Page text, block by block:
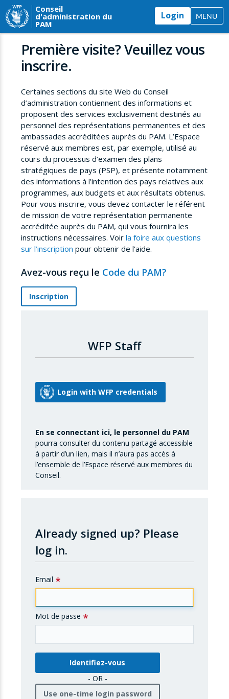
Conseil
d'administration du
PAM
Login MENU
Première visite? Veuillez vous
inscrire.
Certaines sections du site Web du Conseil
d’administration contiennent des informations et
proposent des services exclusivement destinés au
personnel des représentations permanentes et des
ambassades accréditées auprès du PAM. L’Espace
réservé aux membres est, par exemple, utilisé au
cours du processus d’examen des plans
stratégiques de pays (PSP), et présente notamment
des informations à l’intention des pays relatives aux
programmes, aux budgets et aux résultats obtenus.
Pour vous inscrire, vous devez contacter le référent
de mission de votre représentation permanente
accréditée auprès du PAM, qui vous fournira les
instructions nécessaires. Voir la foire aux questions
sur l’inscription pour obtenir de l’aide.
Avez-vous reçu le Code du PAM?
Inscription
WFP Staff
En se connectant ici, le personnel du PAM
pourra consulter du contenu partagé accessible
à partir d’un lien, mais il n’aura pas accès à
l’ensemble de l’Espace réservé aux membres du
Conseil.
Already signed up? Please
log in.
Email
Mot de passe
- OR -
Use one-time login password